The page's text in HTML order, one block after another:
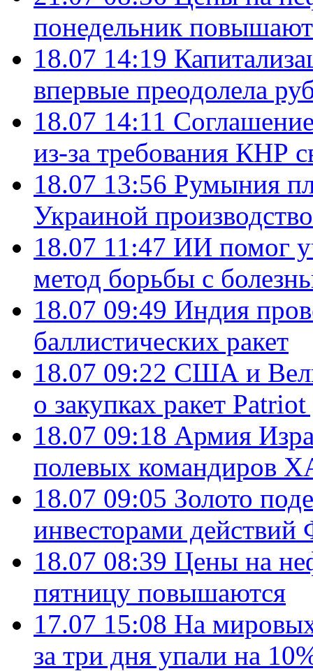
понедельник
18.07 14:19
впервые преодолела
18.07 14:11
из-за требования КНР
18.07 13:56 Румыния
Украиной
18.07 11:47 ИИ помог
метод борьбы с
18.07 09:49 Индия
баллистических ракет
18.07 09:22 США и
о закупках ракет
18.07 09:18 Армия
полевых командиров
18.07 09:05 Золото
инвесторами
18.07 08:39 Цены на
пятницу повышаются
17.07 15:08 На
за три дня упали на